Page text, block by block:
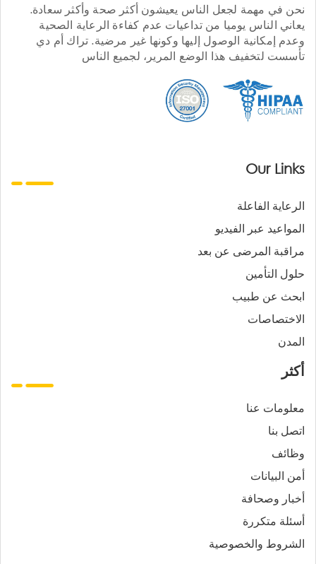
نحن في مهمة لجعل الناس يعيشون أكثر صحة وأكثر سعادة.
يعاني الناس يوميا من تداعيات عدم كفاءة الرعاية الصحية
وعدم إمكانية الوصول إليها وكونها غير مرضية. تراك أم دي
تأسست لتخفيف هذا الوضع المرير، لجميع الناس
Our Links
الرعاية الفاعلة
المواعيد عبر الفيديو
مراقبة المرضى عن بعد
حلول التأمين
ابحث عن طبيب
الاختصاصات
المدن
أكثر
معلومات عنا
اتصل بنا
وظائف
أمن البيانات
أخبار وصحافة
أسئلة متكررة
الشروط والخصوصية